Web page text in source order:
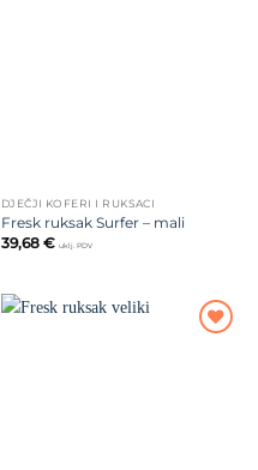
DJEČJI KOFERI I RUKSACI
Fresk ruksak Surfer – mali
39,68 € uklj. PDV